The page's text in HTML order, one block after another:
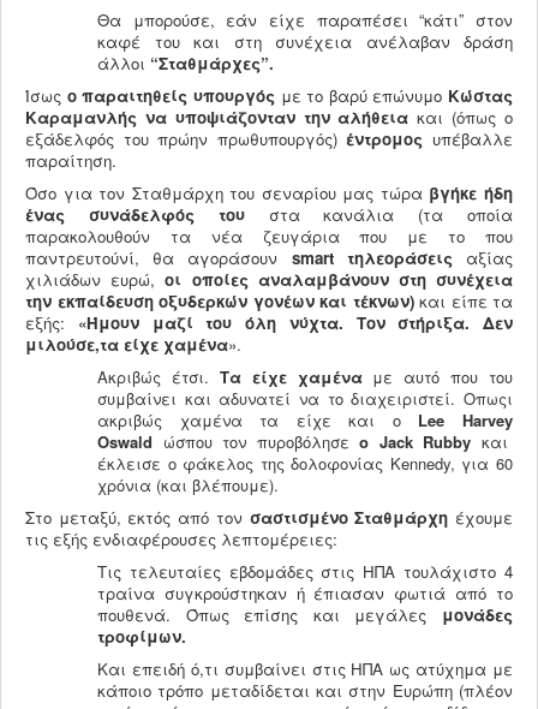
Θα μπορούσε, εάν είχε παραπέσει “κάτι” στον
καφέ του και στη συνέχεια ανέλαβαν δράση
άλλοι “Σταθμάρχες”.
Ίσως ο παραιτηθείς υπουργός με το βαρύ επώνυμο Κώστας
Καραμανλής να υποψιάζονταν την αλήθεια και (όπως ο
εξάδελφός του πρώην πρωθυπουργός)έντρομος υπέβαλλε
παραίτηση.
Όσο για τον Σταθμάρχη του σεναρίου μας τώρα βγήκε ήδη
ένας συνάδελφός τουστα κανάλια (τα οποία
παρακολουθούν τα νέα ζευγάρια που με το που
παντρευτούνί, θα αγοράσουν smart τηλεοράσεις αξίας
χιλιάδων ευρώ,οι οποίες αναλαμβάνουν στη συνέχεια
την εκπαίδευση οξυδερκών γονέων και τέκνων)και είπε τα
εξής:
«Ήμουν μαζί του όλη νύχτα. Τον στήριξα. Δεν
μιλούσε,τα είχε χαμένα».
Ακριβώς έτσι. Τα είχε χαμέναμε αυτό που του
συμβαίνει και αδυνατεί να το διαχειριστεί. Οπωςι
ακριβώς χαμένα τα είχε και ο Lee Harvey
Oswald ώσπου τον πυροβόλησε ο JackRubby και
έκλεισε ο φάκελος της δολοφονίας Kennedy, για 60
χρόνια (και βλέπουμε).
Στο μεταξύ, εκτός από τον σαστισμένο Σταθμάρχη έχουμε
τις εξής ενδιαφέρουσες λεπτομέρειες:
Τις τελευταίες εβδομάδες στις ΗΠΑ τουλάχιστο 4
τραίνα συγκρούστηκαν ή έπιασαν φωτιά από το
πουθενά. Όπως επίσης και μεγάλες μονάδες
τροφίμων.
Και επειδή ό,τι συμβαίνει στις ΗΠΑ ως ατύχημα με
κάποιο τρόπο μεταδίδεται και στην Ευρώπη (πλέον